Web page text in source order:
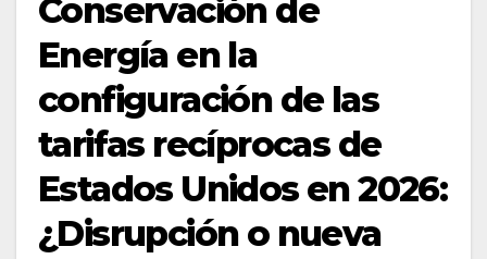
Conservación de
Energía en la
configuración de las
tarifas recíprocas de
Estados Unidos en 2026:
¿Disrupción o nueva